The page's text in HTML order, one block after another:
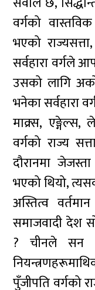
वर्गको
भएको
सर्वहारा वर्गले
उसको लागि
भनेका सर्वहारा
माक्र्स, एङ्गेल्स,
वर्गको राज्य
दौरानमा
भएको थियो,
अस्तित्व
समाजवादी देश
? चीनले सन
पुँजीपति वर्गको